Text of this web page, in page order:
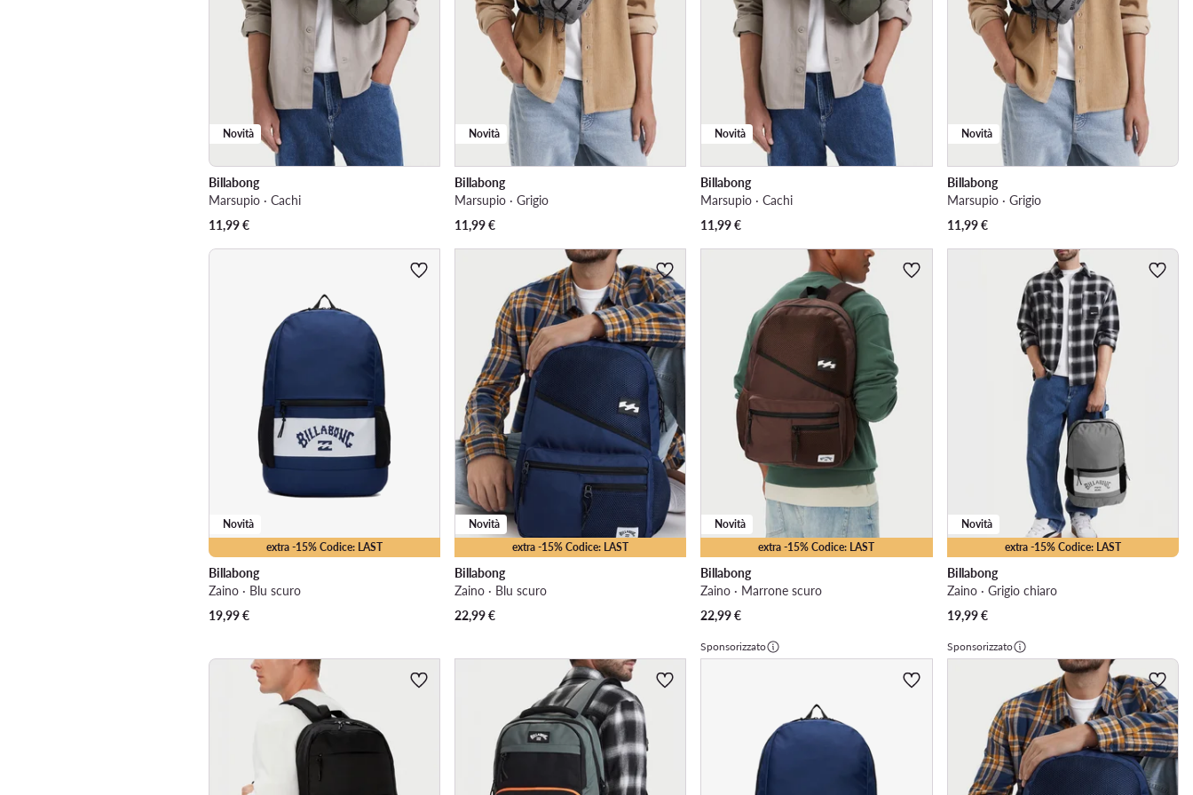
Novità
Billabong
Marsupio · Cachi
11,99€
Novità
Billabong
Marsupio · Grigio
11,99€
Novità
Billabong
Marsupio · Cachi
11,99€
Novità
Billabong
Marsupio · Grigio
11,99€
extra -15% Codice: LAST
Novità
Billabong
Zaino · Blu scuro
19,99€
extra -15% Codice: LAST
Novità
Billabong
Zaino · Blu scuro
22,99€
extra -15% Codice: LAST
Novità
Billabong
Zaino · Marrone scuro
22,99€
extra -15% Codice: LAST
Novità
Billabong
Zaino · Grigio chiaro
19,99€
Sponsorizzato Sponsorizzato